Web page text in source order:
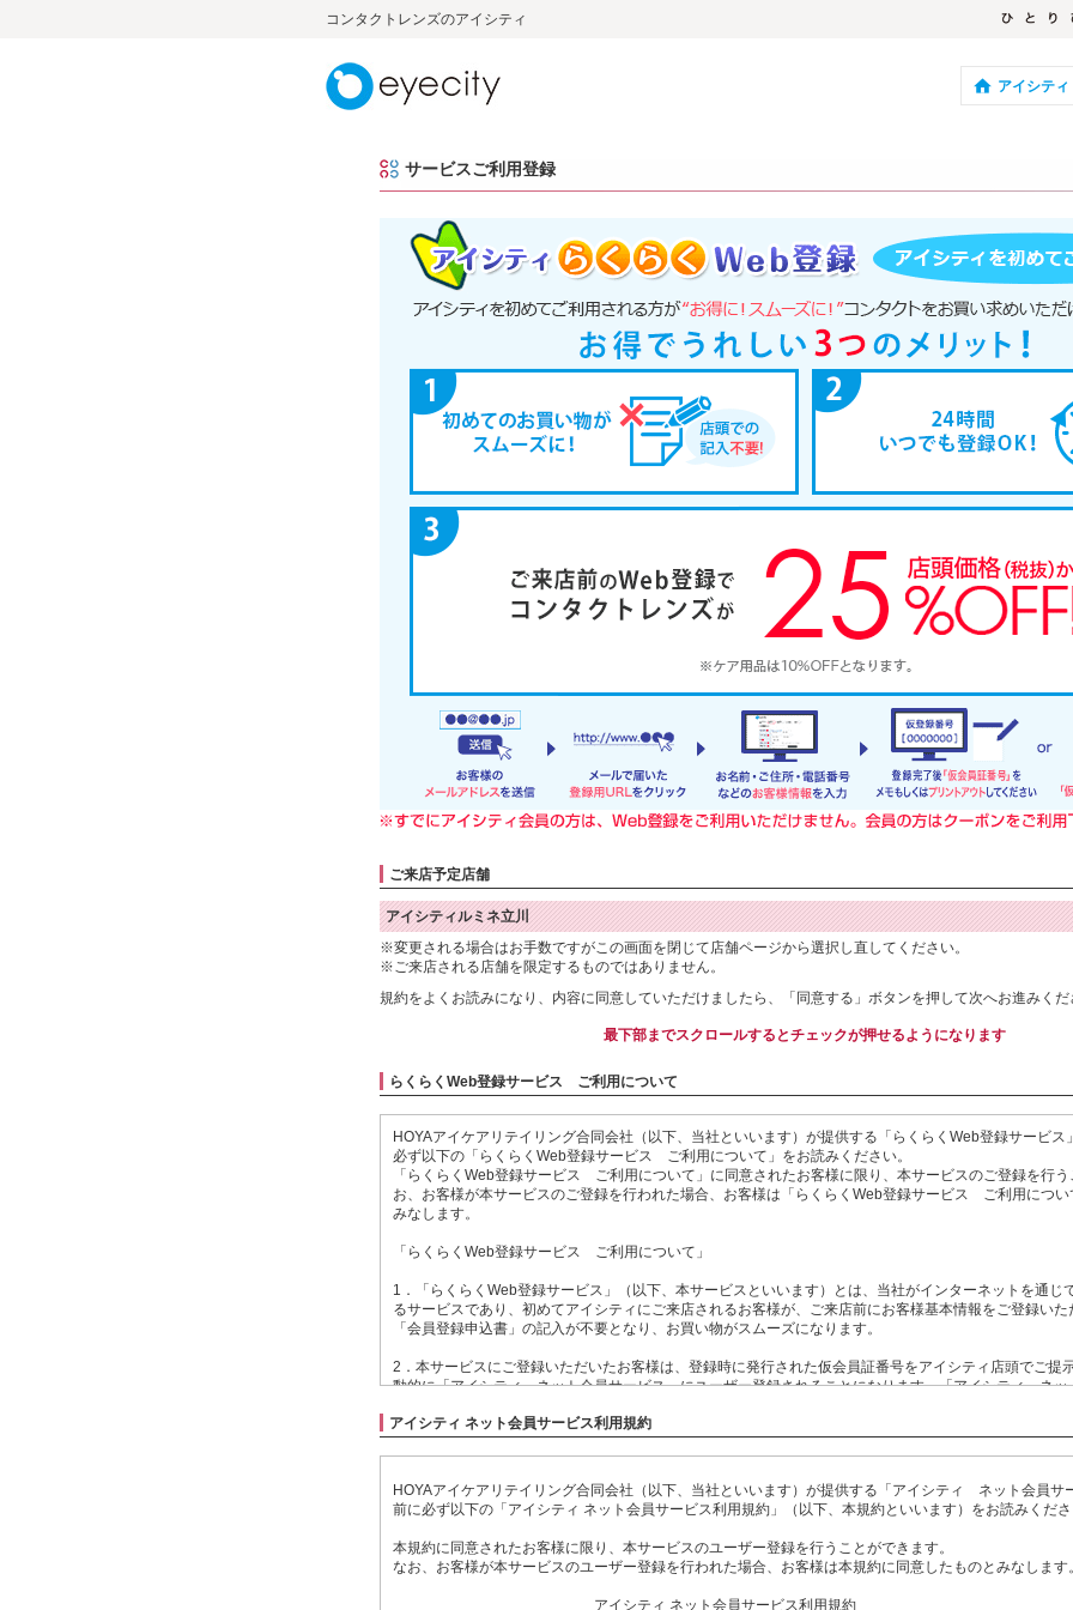
コンタクトレンズのアイシティ
アイシテ
サービスご利用登録
ご来店予定店舗
アイシティルミネ立川
※変更される場合はお手数ですがこの画面を閉じて店舗ページから選択し直してください。
※ご来店される店舗を限定するものではありません。
規約をよくお読みになり、内容に同意していただけましたら、「同意する」ボタンを押して次へお進みくだ
最下部までスクロールするとチェックが押せるようになります
らくらくWeb登録サービス ご利用について
HOYAアイケアリテイリング合同会社（以下、当社といいます）が提供する「らくらくWeb登録サービス
必ず以下の「らくらくWeb登録サービス ご利用について」をお読みください。
「らくらくWeb登録サービス ご利用について」に同意されたお客様に限り、本サービスのご登録を行
お、お客様が本サービスのご登録を行われた場合、お客様は「らくらくWeb登録サービス ご利用につ
みなします。
「らくらくWeb登録サービス ご利用について」
1．「らくらくWeb登録サービス」（以下、本サービスといいます）とは、当社がインターネットを通じ
るサービスであり、初めてアイシティにご来店されるお客様が、ご来店前にお客様基本情報をご登録い
「会員登録申込書」の記入が不要となり、お買い物がスムーズになります。
2．本サービスにご登録いただいたお客様は、登録時に発行された仮会員証番号をアイシティ店頭でご提
動的に「アイシティ ネット会員サービス」にユーザー登録されることになります。「アイシティ ネッ
4．お客様が本サービスにご登録後3ヶ月以内にアイシティにご来店なされない場合には、自動的に本サ
れ、ご登録いただいたお客様基本情報も削除されます。
5．当社は、お客様にご登録いただいた個人情報につきまして、当社の定める「個人情報保護基本方針」
理いたします。
アイシティ ネット会員サービス利用規約
HOYAアイケアリテイリング合同会社（以下、当社といいます）が提供する「アイシティ ネット会員サ
前に必ず以下の「アイシティ ネット会員サービス利用規約」（以下、本規約といいます）をお読みくだ
本規約に同意されたお客様に限り、本サービスのユーザー登録を行うことができます。
なお、お客様が本サービスのユーザー登録を行われた場合、お客様は本規約に同意したものとみなします
アイシティ ネット会員サービス利用規約